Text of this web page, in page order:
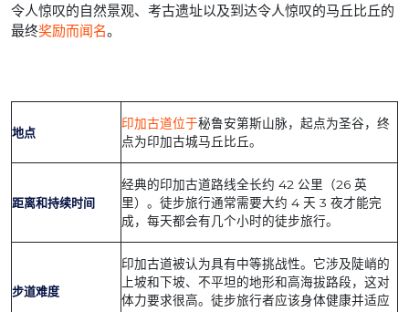
令人惊叹的自然景观、考古遗址以及到达令人惊叹的马丘比丘的
最终奖励而闻名。
地点
印加古道位于秘鲁安第斯山脉，起点为圣谷，终
点为印加古城马丘比丘。
距离和持续时间
经典的印加古道路线全长约 42 公里（26 英
里）。徒步旅行通常需要大约 4 天 3 夜才能完
成，每天都会有几个小时的徒步旅行。
步道难度
印加古道被认为具有中等挑战性。它涉及陡峭的
上坡和下坡、不平坦的地形和高海拔路段，这对
体力要求很高。徒步旅行者应该身体健康并适应